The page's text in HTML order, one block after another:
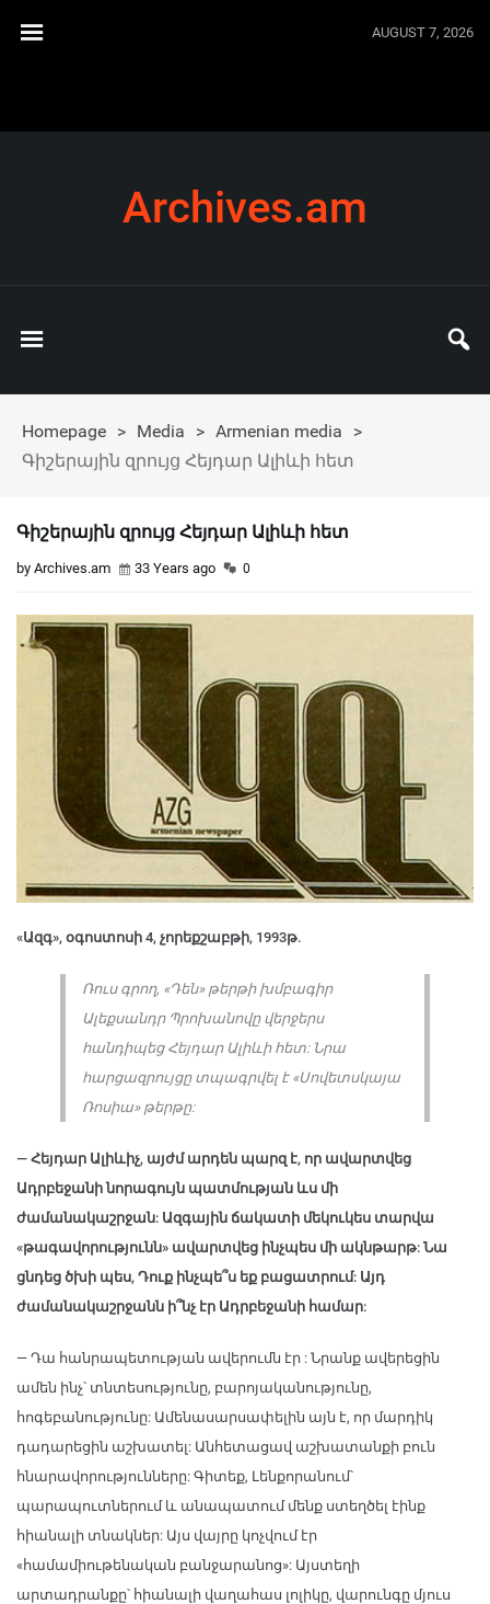
AUGUST 7, 2026
Archives.am
Homepage > Media > Armenian media
>
Գիշերային զրույց Հեյդար Ալիևի հետ
Գիշերային զրույց Հեյդար Ալիևի հետ
by Archives.am 33 Years ago 0
«Ազգ», օգոստոսի 4, չորեքշաբթի, 1993թ.
Ռուս գրող, «Դեն» թերթի խմբագիր
Ալեքսանդր Պրոխանովը վերջերս
հանդիպեց Հեյդար Ալիևի հետ: Նրա
հարցազրույցը տպագրվել է «Սովետսկայա
Ռոսիա» թերթը:
— Հեյդար Ալիևիչ, այժմ արդեն պարզ է, որ ավարտվեց
Ադրբեջանի նորագույն պատմության ևս մի
ժամանակաշրջան: Ազգային ճակատի մեկուկես տարվա
«թագավորությունն» ավարտվեց ինչպես մի ակնթարթ: Նա
ցնդեց ծխի պես, Դուք ինչպե՞ս եք բացատրում: Այդ
ժամանակաշրջանն ի՞նչ էր Ադրբեջանի համար:
— Դա հանրապետության ավերումն էր : Նրանք ավերեցին
ամեն ինչ՝ տնտեսությունը, բարոյականությունը,
հոգեբանությունը: Ամենասարսափելին այն է, որ մարդիկ
դադարեցին աշխատել: Անհետացավ աշխատանքի բուն
հնարավորությունները: Գիտեք, Լենքորանում՝
պարապուտներում և անապատում մենք ստեղծել էինք
հիանալի տնակներ: Այս վայրը կոչվում էր
«համամիութենական բանջարանոց»: Այստեղի
արտադրանքը՝ հիանալի վաղահաս լոլիկը, վարունգը մյուս